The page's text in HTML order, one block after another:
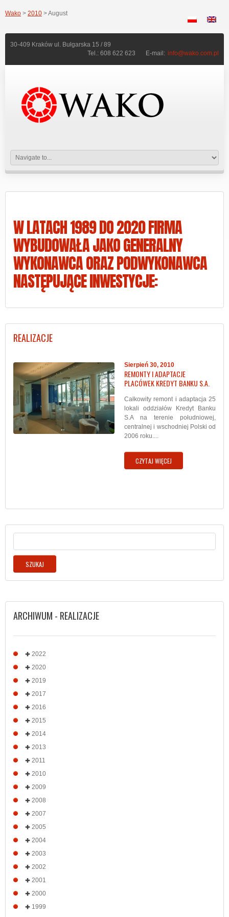
Wako > 2010 > August
30-409 Kraków ul. Bułgarska 15 / 89
Tel.: 608 622 623
E-mail: info@wako.com.pl
W LATACH 1989 DO 2020 FIRMA
WYBUDOWAŁA JAKO GENERALNY
WYKONAWCA ORAZ PODWYKONAWCA
NASTĘPUJĄCE INWESTYCJE:
REALIZACJE
Sierpień 30, 2010
REMONTY I ADAPTACJE
PLACÓWEK KREDYT BANKU S.A.
Całkowity remont i adaptacja 25
lokali oddziałów Kredyt Banku
S.A na terenie południowej,
centralnej i wschodniej Polski od
2006 roku....
CZYTAJ WIĘCEJ
ARCHIWUM - REALIZACJE
2022
2020
2019
2017
2016
2015
2014
2013
2011
2010
2009
2008
2007
2005
2004
2003
2002
2001
2000
1999